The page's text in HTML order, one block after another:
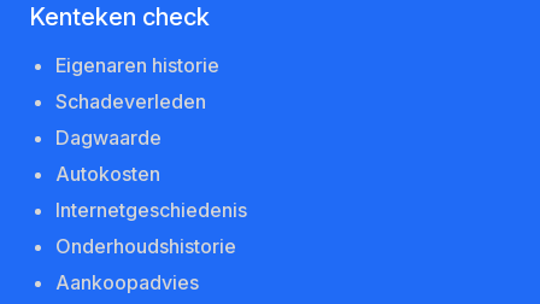
Kenteken check
Eigenaren historie
Schadeverleden
Dagwaarde
Autokosten
Internetgeschiedenis
Onderhoudshistorie
Aankoopadvies